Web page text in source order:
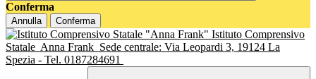
Conferma
Annulla Conferma
Istituto Comprensivo
Statale Anna Frank Sede centrale: Via Leopardi 3, 19124 La
Spezia - Tel. 0187284691